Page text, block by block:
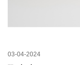
03-04-2024